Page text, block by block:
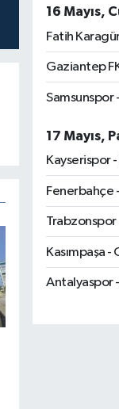
16 Mayıs,
Fatih
Gaziantep
17 Mayıs,
Kayserispor
Fenerbahçe
Trabzonspor
Kasımpaşa
Antalyaspor